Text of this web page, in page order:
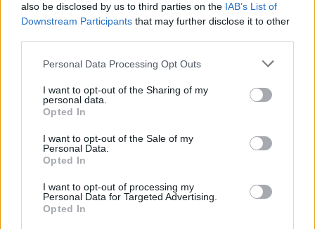
also be disclosed by us to third parties on the IAB’s List of
Downstream Participants that may further disclose it to other
Please note that this website/app uses one or more Google
not limited to your visit or usage behaviour. You may click to
grant or deny consent to Google and its third-party tags to
use your data for below specified purposes in below Google
consent section.
Personal Data Processing Opt Outs
I want to opt-out of the Sharing of my
personal data.
Opted In
I want to opt-out of the Sale of my
Personal Data.
Opted In
I want to opt-out of processing my
Personal Data for Targeted Advertising.
Opted In
#FIDESZ #KAMPÁNY #NYÍLT LEVÉL #VÁLASZTÁS
Népszerű